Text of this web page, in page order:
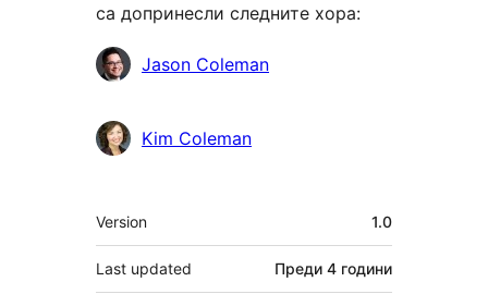
са допринесли следните хора:
Сътрудници
Jason Coleman
Kim Coleman
Мета
Version 1.0
Last updated Преди 4 години